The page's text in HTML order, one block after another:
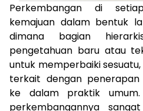
Perkembangan di
kemajuan dalam bentuk
dimana bagian
pengetahuan baru atau
untuk memperbaiki
terkait dengan
ke dalam praktik
perkembangannya